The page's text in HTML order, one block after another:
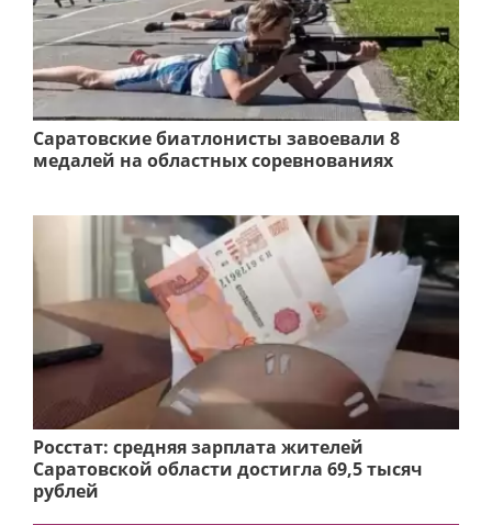
Саратовские биатлонисты завоевали 8
медалей на областных соревнованиях
Росстат: средняя зарплата жителей
Саратовской области достигла 69,5 тысяч
рублей